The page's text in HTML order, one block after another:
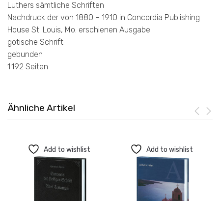
Luthers sämtliche Schriften
Nachdruck der von 1880 – 1910 in Concordia Publishing
House St. Louis, Mo. erschienen Ausgabe.
gotische Schrift
gebunden
1.192 Seiten
Ähnliche Artikel
Add to wishlist Add to wishlist